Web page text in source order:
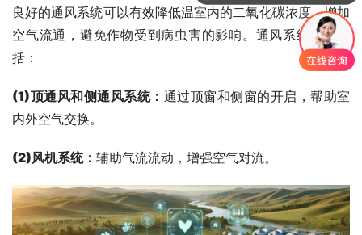
良好的通风系统可以有效降低温室内的二氧化碳浓度，增加
空气流通，避免作物受到病虫害的影响。通风系统主要包
括：
(1)顶通风和侧通风系统： 通过顶窗和侧窗的开启，帮助室
内外空气交换。
(2)风机系统： 辅助气流流动，增强空气对流。